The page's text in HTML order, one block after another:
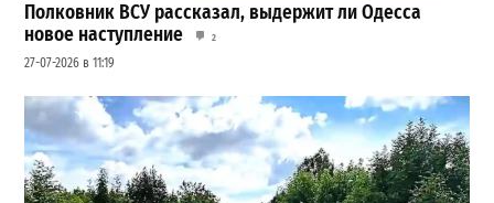
Полковник ВСУ рассказал, выдержит ли Одесса
новое наступление
2
27-07-2026 в 11:19